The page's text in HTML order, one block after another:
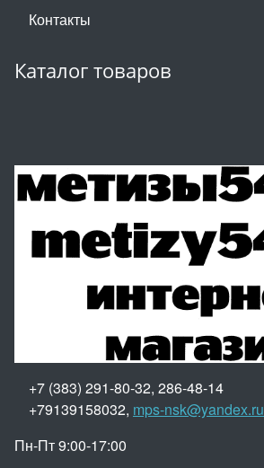
Контакты
Каталог товаров
+7 (383) 291-80-32, 286-48-14
+79139158032, mps-nsk@yandex.ru
Пн-Пт 9:00-17:00